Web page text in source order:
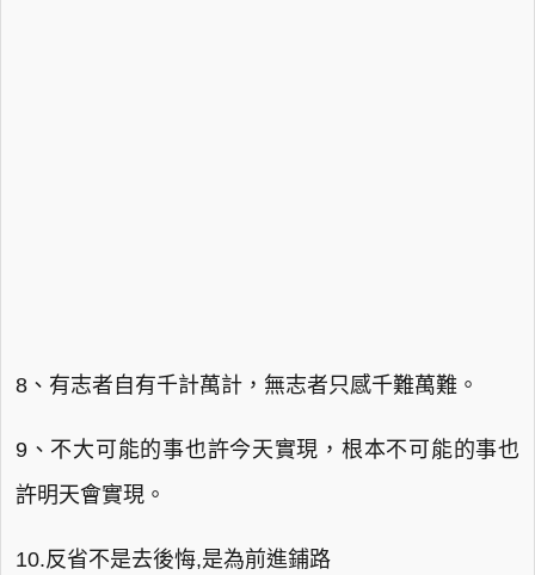
8、有志者自有千計萬計，無志者只感千難萬難。
9、不大可能的事也許今天實現，根本不可能的事也
許明天會實現。
10.反省不是去後悔,是為前進鋪路